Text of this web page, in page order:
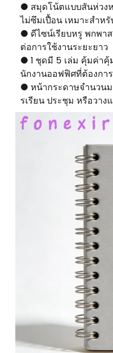
● สมุดโน้ตแบบสันห่วง
ไม่ซึมเปื้อน เหมาะสำห
● ดีไซน์เรียบหรู พกพา
ต่อการใช้งานระยะยาว
● 1 ชุดมี 5 เล่ม คุ้มค่าคุ้
นักงานออฟฟิศที่ต้องกา
● หน้ากระดาษจำนวน
รเรียน ประชุม หรือวาง